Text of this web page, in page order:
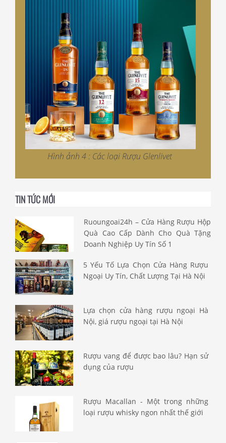
Hình ảnh 4 : Các loại Rượu Glenlivet
TIN TỨC MỚI
Ruoungoai24h – Cửa Hàng Rượu Hộp
Quà Cao Cấp Dành Cho Quà Tặng
Doanh Nghiệp Uy Tín Số 1
5 Yếu Tố Lựa Chọn Cửa Hàng Rượu
Ngoại Uy Tín, Chất Lượng Tại Hà Nội
Lựa chọn cửa hàng rượu ngoại Hà
Nội, giá rượu ngoại tại Hà Nội
Rượu vang để được bao lâu? Hạn sử
dụng của rượu
Rượu Macallan - Một trong những
loại rượu whisky ngon nhất thế giới